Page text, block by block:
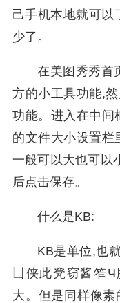
己手机本地就可以
少了。
在美图秀秀首
方的小工具功能,
功能。进入在中间
的文件大小设置栏
一般可以大也可以
后点击保存。
什么是KB:
KB是单位,也
凵侠此凳窃酱笮
大。但是同样像